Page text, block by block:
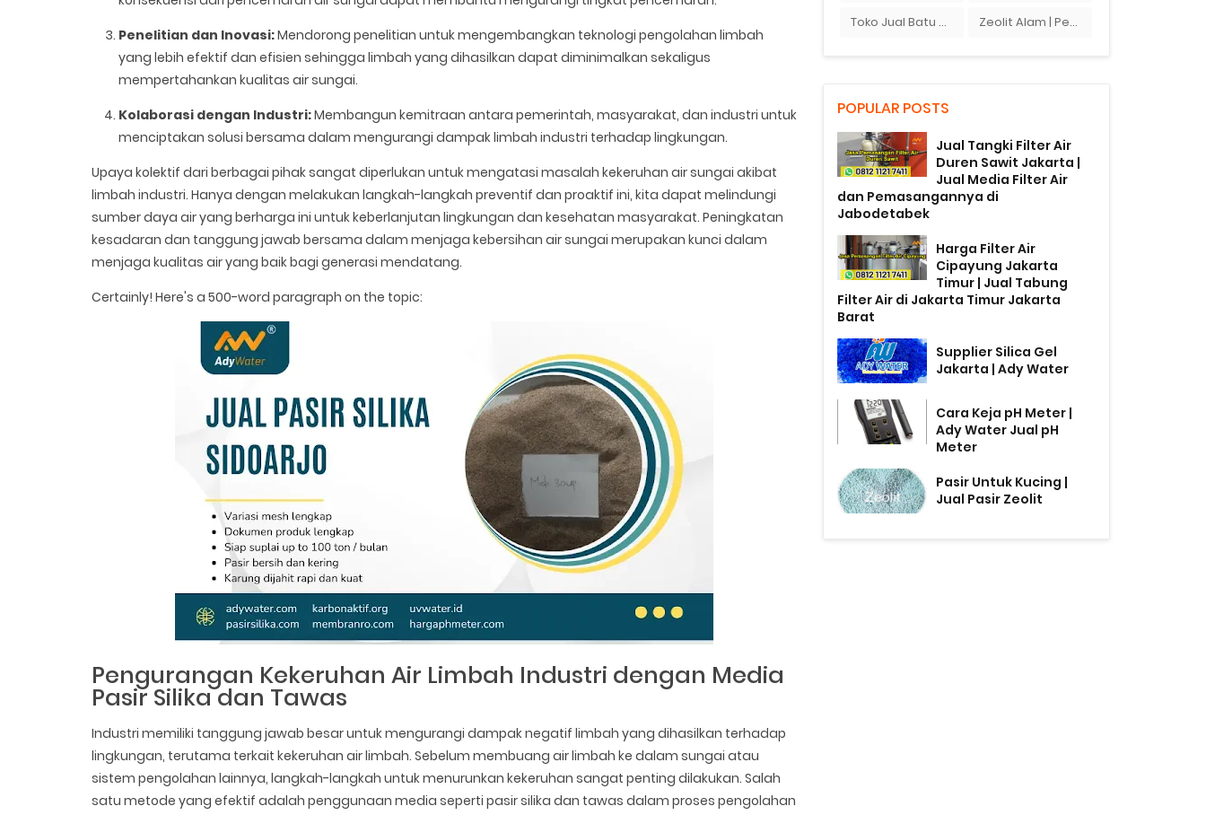
Penelitian dan Inovasi:Mendorong penelitian untuk mengembangkan teknologi pengolahan limbah
yang lebih efektif dan efisien sehingga limbah yang dihasilkan dapat diminimalkan sekaligus
mempertahankan kualitas air sungai.
Kolaborasi dengan Industri:Membangun kemitraan antara pemerintah, masyarakat, dan industri untuk
menciptakan solusi bersama dalam mengurangi dampak limbah industri terhadap lingkungan.
Upaya kolektif dari berbagai pihak sangat diperlukan untuk mengatasi masalah kekeruhan air sungai akibat
limbah industri. Hanya dengan melakukan langkah-langkah preventif dan proaktif ini, kita dapat melindungi
sumber daya air yang berharga ini untuk keberlanjutan lingkungan dan kesehatan masyarakat. Peningkatan
kesadaran dan tanggung jawab bersama dalam menjaga kebersihan air sungai merupakan kunci dalam
menjaga kualitas air yang baik bagi generasi mendatang.
Certainly! Here's a 500-word paragraph on the topic:
Pengurangan Kekeruhan Air Limbah Industri dengan Media
Pasir Silika dan Tawas
Industri memiliki tanggung jawab besar untuk mengurangi dampak negatif limbah yang dihasilkan terhadap
lingkungan, terutama terkait kekeruhan air limbah. Sebelum membuang air limbah ke dalam sungai atau
sistem pengolahan lainnya, langkah-langkah untuk menurunkan kekeruhan sangat penting dilakukan. Salah
satu metode yang efektif adalah penggunaan media seperti pasir silika dan tawas dalam proses pengolahan
Toko Jual Batu Ziolit Zeolit Alam | Penjual Zeolit Di Bandung
POPULAR POSTS
Jual Tangki Filter Air
Duren Sawit Jakarta |
Jual Media Filter Air
dan Pemasangannya di
Jabodetabek
Harga Filter Air
Cipayung Jakarta
Timur | Jual Tabung
Filter Air di Jakarta Timur Jakarta
Barat
Supplier Silica Gel
Jakarta | Ady Water
Cara Keja pH Meter |
Ady Water Jual pH
Meter
Pasir Untuk Kucing |
Jual Pasir Zeolit